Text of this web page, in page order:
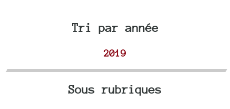
Tri par année
2019
Sous rubriques